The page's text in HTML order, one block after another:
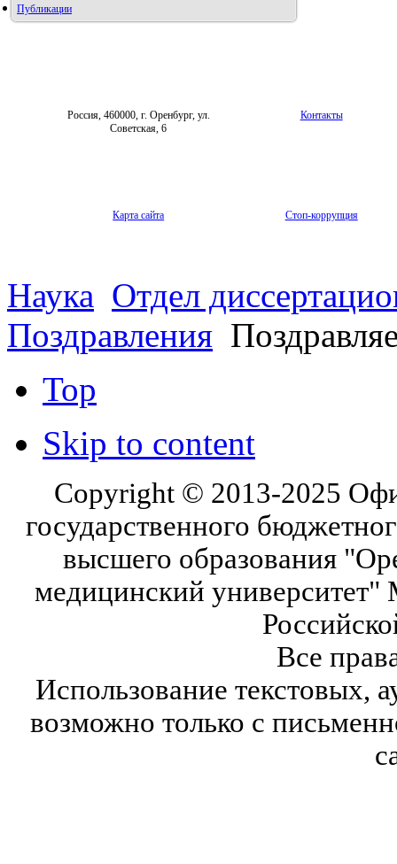
Публикации
Россия, 460000, г. Оренбург, ул.
Советская, 6
Контакты
Карта сайта Стоп-коррупция
Наука Отдел
Поздравления
Top
Skip to content
Copyright © 2013-2025
государственного
высшего образования
медицинский университет"
Все
Использование текстовых,
возможно только с